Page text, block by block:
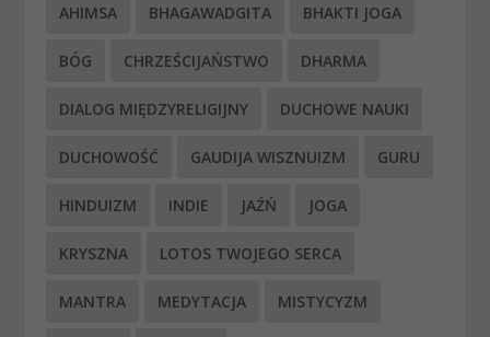
AHIMSA BHAGAWADGITA BHAKTI JOGA
BÓG CHRZEŚCIJAŃSTWO DHARMA
DIALOG MIĘDZYRELIGIJNY DUCHOWE NAUKI
DUCHOWOŚĆ GAUDIJA WISZNUIZM GURU
HINDUIZM INDIE JAŹŃ JOGA
KRYSZNA LOTOS TWOJEGO SERCA
MANTRA MEDYTACJA MISTYCYZM